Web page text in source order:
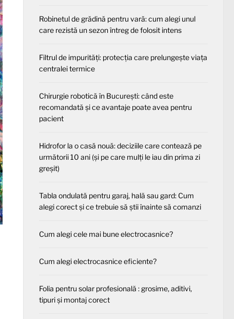
Robinetul de grădină pentru vară: cum alegi unul
care rezistă un sezon întreg de folosit intens
Filtrul de impurități: protecția care prelungește viața
centralei termice
Chirurgie robotică în București: când este
recomandată și ce avantaje poate avea pentru
pacient
Hidrofor la o casă nouă: deciziile care contează pe
următorii 10 ani (și pe care mulți le iau din prima zi
greșit)
Tabla ondulată pentru garaj, hală sau gard: Cum
alegi corect și ce trebuie să știi înainte să comanzi
Cum alegi cele mai bune electrocasnice?
Cum alegi electrocasnice eficiente?
Folia pentru solar profesională : grosime, aditivi,
tipuri și montaj corect